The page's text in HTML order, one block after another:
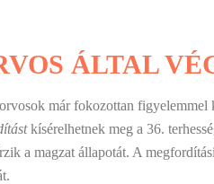
ÁLTAL
már fokozottan figyelemmel
kísérelhetnek meg a 36.
a magzat állapotát. A